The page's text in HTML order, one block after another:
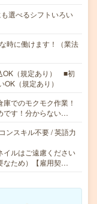
選べるシフトいろい
時に働けます！（業法
OK（規定あり） ■初
（規定あり）
でのモクモク作業！
です！分からない…
ンスキル不要 / 英語力
イルはご遠慮ください
なため）【雇用契…